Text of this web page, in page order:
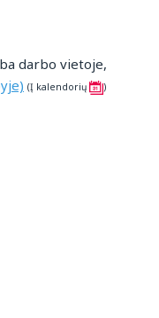
darbo vietoje,
(Į kalendorių )